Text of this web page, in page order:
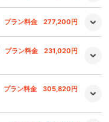
プラン料金 277,200円
プラン料金 231,020円
プラン料金 305,820円